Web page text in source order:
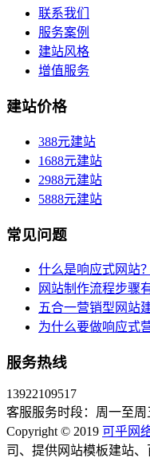
联系我们
服务案例
建站风格
增值服务
建站价格
388元建站
1688元建站
2988元建站
5888元建站
常见问题
什么是响应式网站？
网站制作流程步骤
五合一营销型网站
为什么要做响应式
服务热线
13922109517
客服服务时段：周一至周
Copyright © 2019 可乎网
司、提供网站模板建站